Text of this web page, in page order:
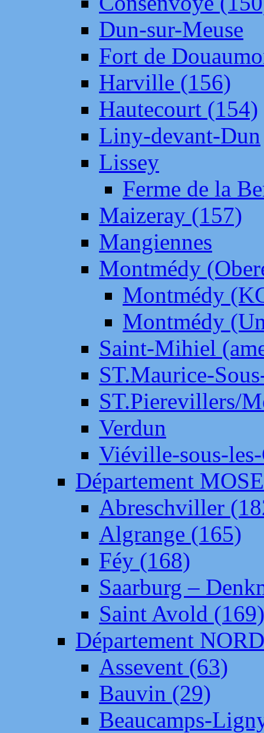
Dun-sur-Meuse
Fort de
Harville (156)
Hautecourt (154)
Liny-devant-Dun
Lissey
Ferme de la
Maizeray (157)
Mangiennes
Montmédy
Montmédy
Montmédy
Saint-Mihiel
ST.Maurice-
ST.Pierevillers/
Verdun
Viéville-sous-
Département
Abreschviller
Algrange (165)
Féy (168)
Saarburg –
Saint Avold (169)
Département NORD
Assevent (63)
Bauvin (29)
Beaucamps-